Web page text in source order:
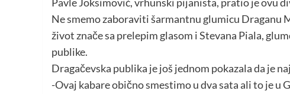
Ne smemo zaboraviti šarmantnu glumicu Draganu
život znače sa prelepim glasom i Stevana Piala,
publike.
Dragačevska publika je još jednom pokazala da je
-Ovaj kabare obično smestimo u dva sata ali to je u